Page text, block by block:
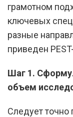
грамотном
ключевых
разные
приведен
Шаг 1.
объем
Следует точно